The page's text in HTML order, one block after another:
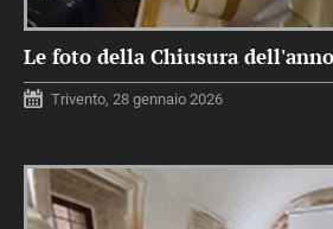
Le foto della Chiusura
Trivento, 28 gennaio 2026